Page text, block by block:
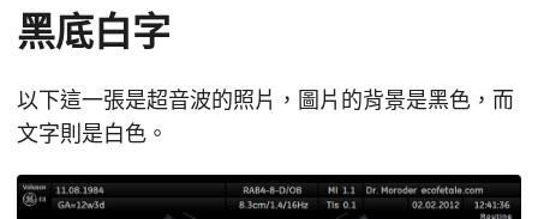
黑底白字
以下這一張是超音波的照片，圖片的背景是黑色，而
文字則是白色。